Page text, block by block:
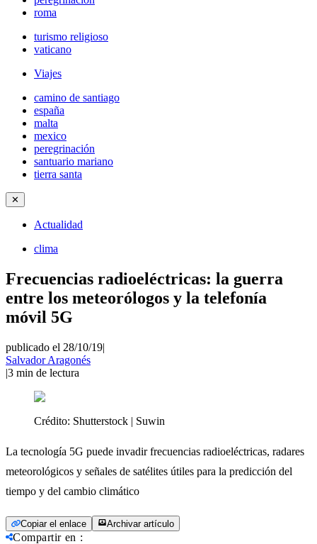
roma
turismo religioso
vaticano
Viajes
camino de santiago
españa
malta
mexico
peregrinación
santuario mariano
tierra santa
✕
Actualidad
clima
Frecuencias radioeléctricas: la guerra
entre los meteorólogos y la telefonía
móvil 5G
publicado el 28/10/19|
Salvador Aragonés
|3 min de lectura
Crédito: Shutterstock | Suwin
La tecnología 5G puede invadir frecuencias radioeléctricas, radares
meteorológicos y señales de satélites útiles para la predicción del
tiempo y del cambio climático
Copiar el enlace Archivar artículo
Compartir en :